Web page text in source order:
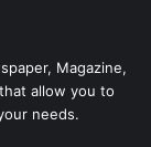
Magazine,
allow you to
needs.